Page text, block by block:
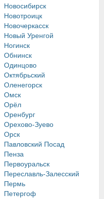
Новосибирск
Новотроицк
Новочеркасск
Новый Уренгой
Ногинск
Обнинск
Одинцово
Октябрьский
Оленегорск
Омск
Орёл
Оренбург
Орехово-Зуево
Орск
Павловский Посад
Пенза
Первоуральск
Переславль-Залесский
Пермь
Петергоф